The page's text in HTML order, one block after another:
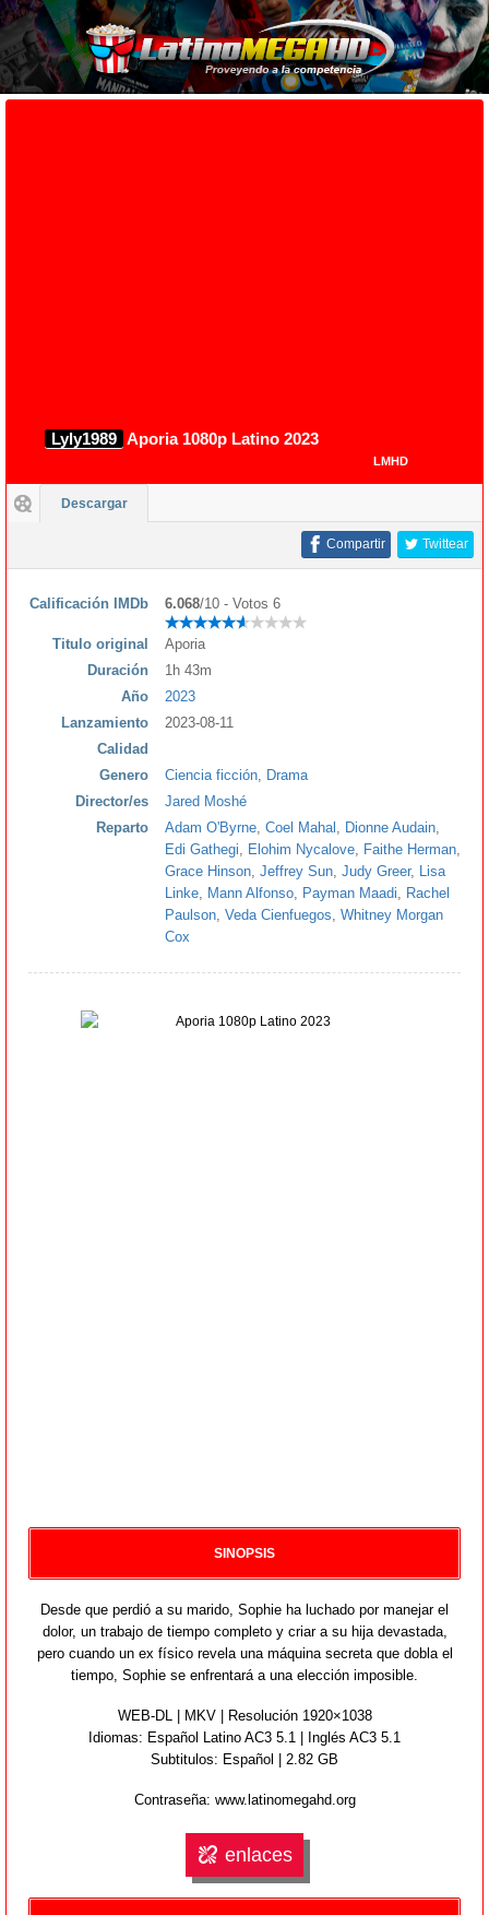
Lyly1989 Aporia 1080p Latino 2023
LMHD
Descargar
Twittear
Compartir
Calificación IMDb 6.068/10 - Votos 6
Titulo original
Aporia
Duración
1h 43m
Año
2023
Lanzamiento
2023-08-11
Calidad
Genero
Ciencia ficción
Drama
Director/es
Jared Moshé
Reparto
Adam O'Byrne Coel Mahal Dionne Audain
Edi Gathegi
Elohim Nycalove Faithe Herman
Grace Hinson Jeffrey Sun Judy Greer,
Lisa
Linke
Mann Alfonso Payman Maadi
Rachel
Paulson Veda Cienfuegos Whitney Morgan
Cox
SINOPSIS
Desde que perdió a su marido, Sophie ha luchado por manejar el
dolor, un trabajo de tiempo completo y criar a su hija devastada,
pero cuando un ex físico revela una máquina secreta que dobla el
tiempo, Sophie se enfrentará a una elección imposible.
WEB-DL | MKV | Resolución 1920×1038
Idiomas: Español Latino AC3 5.1 | Inglés AC3 5.1
Subtitulos: Español | 2.82 GB
Contraseña: www.latinomegahd.org
enlaces